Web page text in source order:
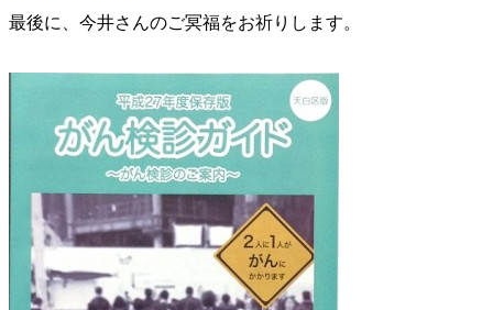
最後に、今井さんのご冥福をお祈りします。